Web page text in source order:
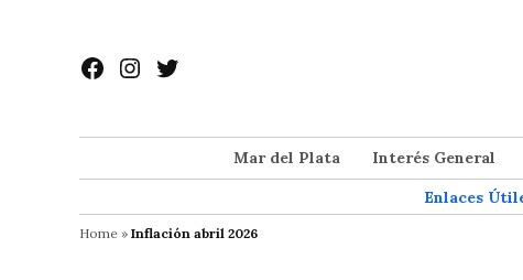
contenido
Facebook
Instagram
Twitter
Mar del Plata Interés General
Enlaces
Home » Inflación abril 2026